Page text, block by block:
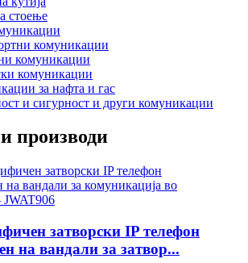
стоење
комуникации
комуникации
комуникации
за нафта и гас
и сигурност и други комуникации
производи
затворски IP телефон
на вандали за затвор...